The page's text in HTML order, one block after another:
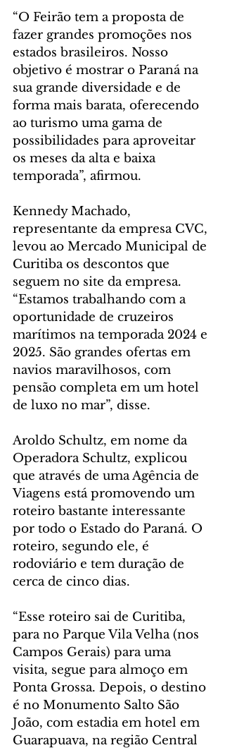
“O Feirão tem a proposta de
fazer grandes promoções nos
estados brasileiros. Nosso
objetivo é mostrar o Paraná na
sua grande diversidade e de
forma mais barata, oferecendo
ao turismo uma gama de
possibilidades para aproveitar
os meses da alta e baixa
temporada”, afirmou.
Kennedy Machado,
representante da empresa CVC,
levou ao Mercado Municipal de
Curitiba os descontos que
seguem no site da empresa.
“Estamos trabalhando com a
oportunidade de cruzeiros
marítimos na temporada 2024 e
2025. São grandes ofertas em
navios maravilhosos, com
pensão completa em um hotel
de luxo no mar”, disse.
Aroldo Schultz, em nome da
Operadora Schultz, explicou
que através de uma Agência de
Viagens está promovendo um
roteiro bastante interessante
por todo o Estado do Paraná. O
roteiro, segundo ele, é
rodoviário e tem duração de
cerca de cinco dias.
“Esse roteiro sai de Curitiba,
para no Parque Vila Velha (nos
Campos Gerais) para uma
visita, segue para almoço em
Ponta Grossa. Depois, o destino
é no Monumento Salto São
João, com estadia em hotel em
Guarapuava, na região Central